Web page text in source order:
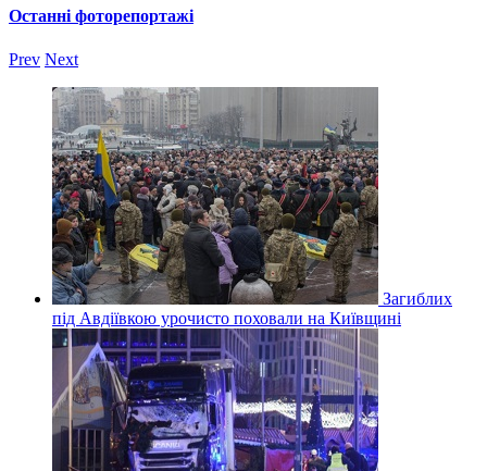
Останні фоторепортажі
Prev Next
Загиблих
під Авдіївкою урочисто поховали на Київщині